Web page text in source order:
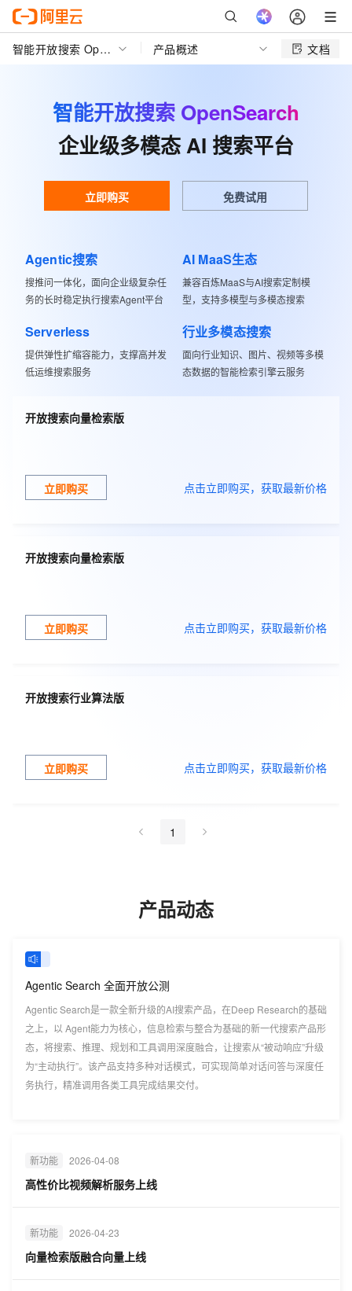
智能开放搜索 OpenSearch 产品概述 文档
智能开放搜索 OpenSearch
企业级多模态 AI 搜索平台
立即购买 免费试用
Agentic搜索
搜推问一体化，面向企业级复杂任
务的长时稳定执行搜索Agent平台
AI MaaS生态
兼容百炼MaaS与AI搜索定制模
型，支持多模型与多模态搜索
Serverless
提供弹性扩缩容能力，支撑高并发
低运维搜索服务
行业多模态搜索
面向行业知识、图片、视频等多模
态数据的智能检索引擎云服务
开放搜索向量检索版
立即购买 点击立即购买，获取最新价格
开放搜索向量检索版
立即购买 点击立即购买，获取最新价格
开放搜索行业算法版
立即购买 点击立即购买，获取最新价格
1
产品动态
Agentic Search 全面开放公测
Agentic Search是一款全新升级的AI搜索产品，在Deep Research的基础
之上，以 Agent能力为核心，信息检索与整合为基础的新一代搜索产品形
态，将搜索、推理、规划和工具调用深度融合，让搜索从“被动响应”升级
为“主动执行”。该产品支持多种对话模式，可实现简单对话问答与深度任
务执行，精准调用各类工具完成结果交付。
新功能 2026-04-08
高性价比视频解析服务上线
新功能 2026-04-23
向量检索版融合向量上线